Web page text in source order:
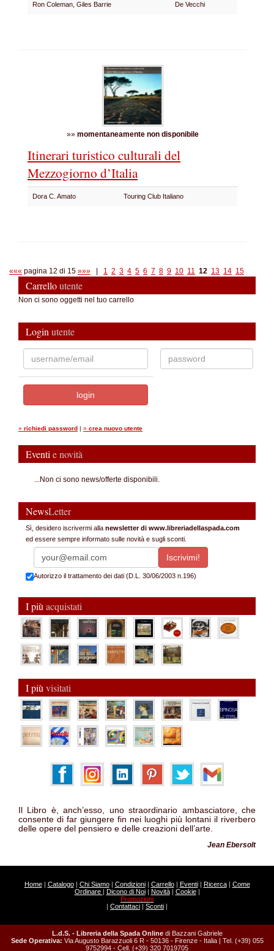
Ron Coleman, Giles Barrie De Vecchi
»» momentaneamente non disponibile
Itinerari turistico culturali del
Mezzogiorno d’Italia
Dora C. Amato Touring Club Italiano
««« pagina 12 di 15 »»» 1 2 3 4 5 6 7 8 9 10 11 12 13 14 15
Carrelloutente
Non ci sono oggetti nel tuo carrello
Login utente
» richiedi password | » crea nuovo utente
Eventi e novità
...Non ci sono news/offerte disponibili.
NewsLetter
Sì, desidero iscrivermi alla newsletter di www.libreriadellaspada.com
ed essere sempre informato sulle novità e sugli sconti.
Autorizzo il trattamento dei dati (D.L. 30/06/2003 n.196)
I più acquistati
I più visitati
Il Libro è, anch’esso, uno straordinario ambasciatore, che
consente di far giungere fin nei luoghi più lontani il riverbero
delle opere del pensiero e delle creazioni dell’arte.
Jean Ebersolt
Home| Catalogo| Chi Siamo| Condizioni| Carrello| Eventi| Ricerca| Come
Ordinare | Dicono di Noi| Novità| Cookie|
Promozioni
| Contattaci | Sconti |
L.d.S. - Libreria della Spada Online di Bazzani Gabriele
Sede Operativa: Via Augusto Barazzuoli 6 R - 50136 - Firenze - Italia | Tel. (+39) 055
9752994 - Cell. (+39) 320 7019705